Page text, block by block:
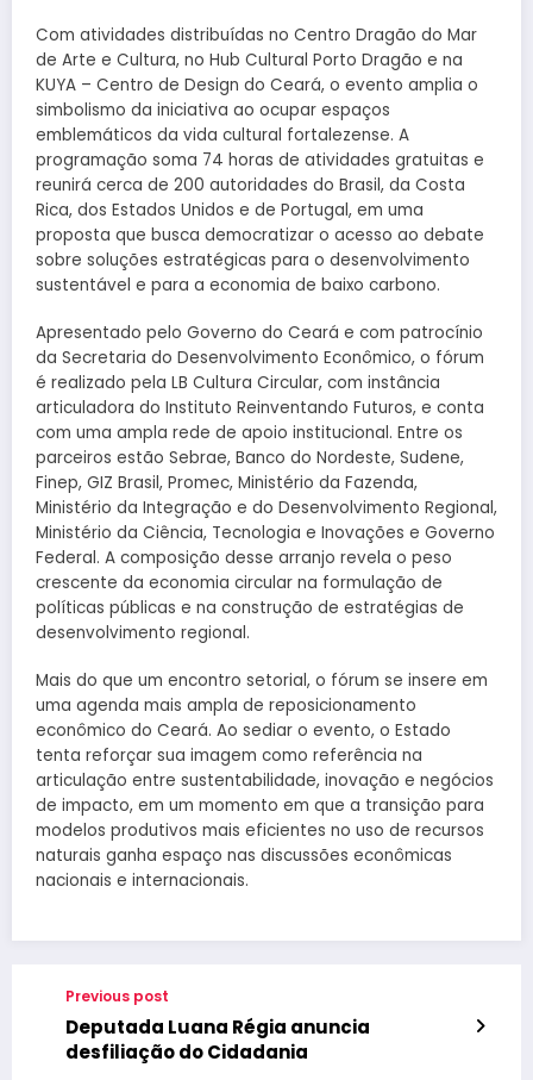
Com atividades distribuídas no Centro Dragão do Mar
de Arte e Cultura, no Hub Cultural Porto Dragão e na
KUYA – Centro de Design do Ceará, o evento amplia o
simbolismo da iniciativa ao ocupar espaços
emblemáticos da vida cultural fortalezense. A
programação soma 74 horas de atividades gratuitas e
reunirá cerca de 200 autoridades do Brasil, da Costa
Rica, dos Estados Unidos e de Portugal, em uma
proposta que busca democratizar o acesso ao debate
sobre soluções estratégicas para o desenvolvimento
sustentável e para a economia de baixo carbono.
Apresentado pelo Governo do Ceará e com patrocínio
da Secretaria do Desenvolvimento Econômico, o fórum
é realizado pela LB Cultura Circular, com instância
articuladora do Instituto Reinventando Futuros, e conta
com uma ampla rede de apoio institucional. Entre os
parceiros estão Sebrae, Banco do Nordeste, Sudene,
Finep, GIZ Brasil, Promec, Ministério da Fazenda,
Ministério da Integração e do Desenvolvimento Regional,
Ministério da Ciência, Tecnologia e Inovações e Governo
Federal. A composição desse arranjo revela o peso
crescente da economia circular na formulação de
políticas públicas e na construção de estratégias de
desenvolvimento regional.
Mais do que um encontro setorial, o fórum se insere em
uma agenda mais ampla de reposicionamento
econômico do Ceará. Ao sediar o evento, o Estado
tenta reforçar sua imagem como referência na
articulação entre sustentabilidade, inovação e negócios
de impacto, em um momento em que a transição para
modelos produtivos mais eficientes no uso de recursos
naturais ganha espaço nas discussões econômicas
nacionais e internacionais.
Previous post
Deputada Luana Régia anuncia
desfiliação do Cidadania